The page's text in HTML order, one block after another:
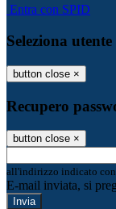
Entra con SPID
Seleziona utente
button close ×
Recupero
button close ×
all'indirizzo indicato
E-mail inviata, si